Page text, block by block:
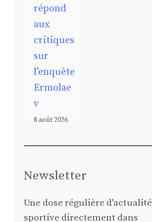
répond
aux
critiques
sur
l’enquête
Ermolae
v
8 août 2026
Newsletter
Une dose régulière d'actualité
sportive directement dans